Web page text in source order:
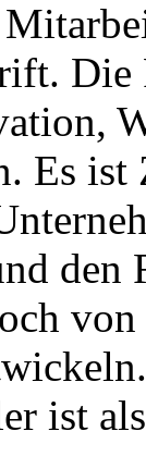
Es
den
von
ist